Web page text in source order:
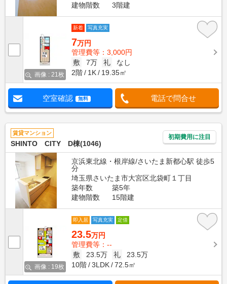
建物階数
3階建
画像 : 21枚
新着 写真充実
7万円
管理費等：3,000円
敷
7万 礼
なし
2階
1K 19.35㎡
空室確認 無料 電話で問合せ
賃貸マンション
SHINTO CITY D棟(1046)
初期費用に注目
京浜東北線・根岸線/さいたま新都心駅 徒歩5
分
埼玉県さいたま市大宮区北袋町１丁目
築年数
築5年
建物階数
15階建
画像 : 19枚
即入居 写真充実 定借
23.5万円
管理費等：--
敷
23.5万 礼
23.5万
10階
3LDK 72.5㎡